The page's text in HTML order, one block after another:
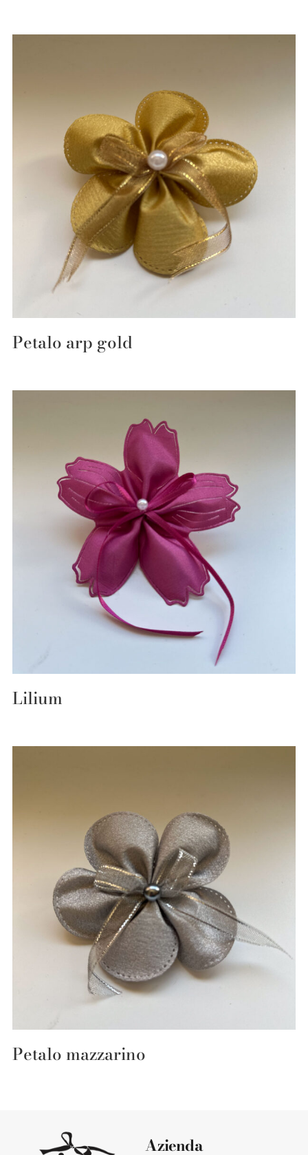
Petalo arp gold
Lilium
Petalo mazzarino
Azienda